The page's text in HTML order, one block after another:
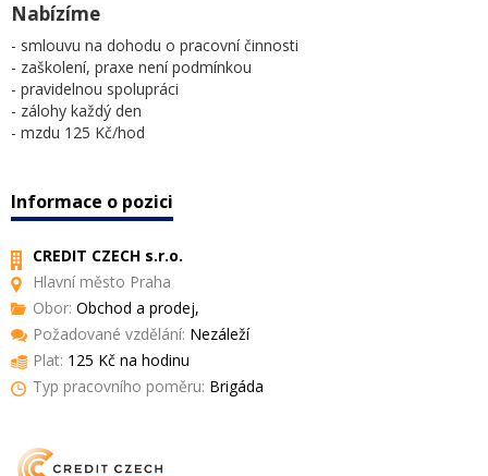
Nabízíme
- smlouvu na dohodu o pracovní činnosti
- zaškolení, praxe není podmínkou
- pravidelnou spolupráci
- zálohy každý den
- mzdu 125 Kč/hod
Informace o pozici
CREDIT CZECH s.r.o.
Hlavní město Praha
Obor: Obchod a prodej,
Požadované vzdělání: Nezáleží
Plat: 125 Kč na hodinu
Typ pracovního poměru: Brigáda